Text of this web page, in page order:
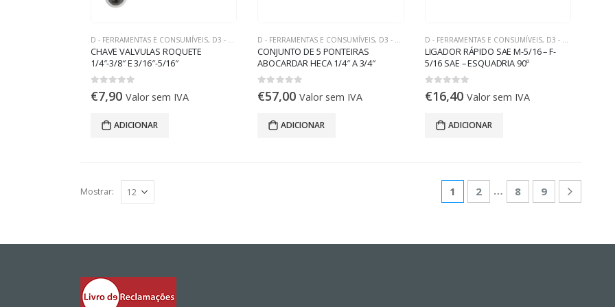
D - FERRAMENTAS E CONSUMÍVEIS, D3 - FERRAMENTAS DE REFRIGERAÇÃO
CHAVE VALVULAS ROQUETE
1/4″-3/8″ E 3/16″-5/16″
0out of 5
€7,90 Valor sem IVA
ADICIONAR
D - FERRAMENTAS E CONSUMÍVEIS, D3 - FERRAMENTAS DE REFRIGERAÇÃO
CONJUNTO DE 5 PONTEIRAS
ABOCARDAR HECA 1/4″ A 3/4″
0out of 5
€57,00 Valor sem IVA
ADICIONAR
D - FERRAMENTAS E CONSUMÍVEIS, D3 - FERRAMENTAS DE REFRIGERAÇÃO
LIGADOR RÁPIDO SAE M-5/16 – F-
5/16 SAE – ESQUADRIA 90º
0out of 5
€16,40 Valor sem IVA
ADICIONAR
Mostrar: 1 2 … 8 9